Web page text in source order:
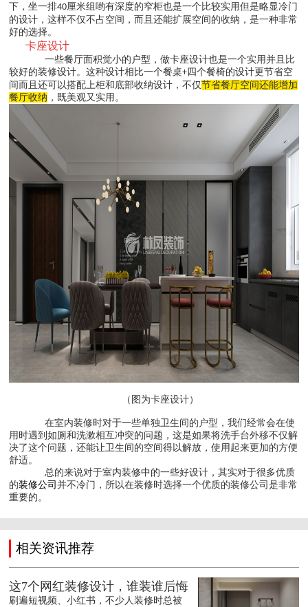
下，坐一排40厘米组哟有深度的窄柜也是一个比较实用但是略显冷门
的设计，这样不仅不占空间，而且还能扩展空间的收纳，是一种非常
好的选择。
卡座设计
一些餐厅面积觉小的户型，做卡座设计也是一个实用并且比
较好的装修设计。这种设计相比一个餐桌+四个餐椅的设计更节省空
间而且还可以搭配上柜和底部收纳设计，不仅节省餐厅空间还能增加
餐厅收纳 ，既美观又实用。
（图为卡座设计）
在室内装修时对于一些单独卫生间的户型，我们经常会在使
用时遇到如厕和洗漱相互冲突的问题，这是如果将洗手台外移不仅解
决了这个问题，还能让卫生间的空间得以解放，使用起来更加的方便
舒适。
总的来说对于室内装修中的一些好设计，其实对于很多优质
的装修公司并不冷门，所以在装修时选择一个优质的装修公司是非常
重要的。
相关资讯推荐
这7个网红装修设计，谁装谁后悔
刷遍短视频、小红书，不少人装修时总被